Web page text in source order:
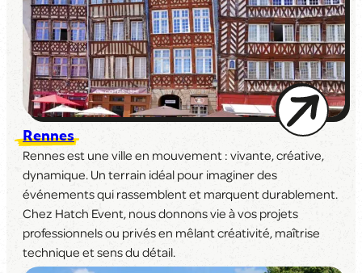
Rennes
Rennes est une ville en mouvement : vivante, créative,
dynamique. Un terrain idéal pour imaginer des
événements qui rassemblent et marquent durablement.
Chez Hatch Event, nous donnons vie à vos projets
professionnels ou privés en mêlant créativité, maîtrise
technique et sens du détail.